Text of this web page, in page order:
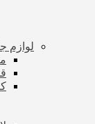
لوازم